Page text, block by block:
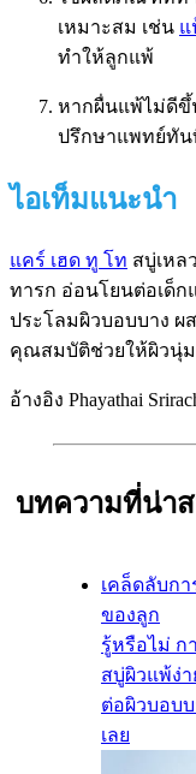
เหมาะสม เช่น แ
ทำให้ลูกแพ้
หากผื่นแพ้ไม่ดี
ปรึกษาแพทย์ทัน
ไอเท็มแนะนำ
แคร์ เฮด ทู โท สบู่เหล
ทารก อ่อนโยนต่อเด็ก
ประโลมผิวบอบบาง
คุณสมบัติช่วยให้ผิวนุ่
อ้างอิง Phayathai
บทความที่น่า
เคล็ดลับก
ของลูก
รู้หรือไม่ ก
สบู่ผิวแพ้ง่
ต่อผิวบอบ
เลย